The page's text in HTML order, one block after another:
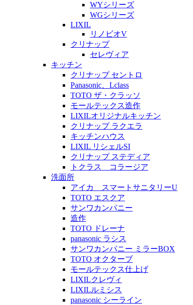
WYシリーズ
WGシリーズ
LIXIL
リノビオV
クリナップ
セレヴィア
キッチン
クリナップ セントロ
Panasonic、Lclass
TOTO ザ・クラッソ
モールテックス造作
LIXILオリジナルキッチン
クリナップ ラクエラ
キッチンハウス
LIXIL リシェルSI
クリナップ ステディア
トクラス コラージア
洗面所
アイカ スマートサニタリーU
TOTO エスクア
サンワカンパニー
造作
TOTO ドレーナ
panasonic ラシス
サンワカンパニー ミラーBOX
TOTO オクターブ
モールテックス仕上げ
LIXILクレヴィ
LIXILルミシス
panasonic シーライン